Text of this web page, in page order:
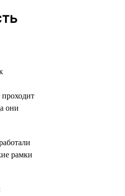
они
рамки